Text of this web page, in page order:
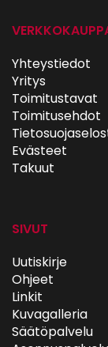
Yhteystiedot
Yritys
Toimitustavat
Toimitusehdot
Evästeet
Takuut
SIVUT
Uutiskirje
Ohjeet
Linkit
Kuvagalleria
Säätöpalvelu